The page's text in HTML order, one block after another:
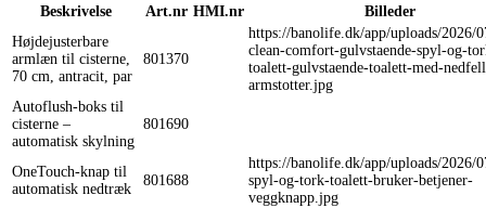
Beskrivelse Art.nr HMI.nr
Billeder
Højdejusterbare
armlæn til cisterne,
70 cm, antracit, par
801370
https://banolife.dk/app/uploads/2026/
clean-comfort-gulvstaende-spyl-og-
toalett-gulvstaende-toalett-med-
armstotter.jpg
Autoflush-boks til
cisterne –
automatisk skylning
801690
OneTouch-knap til
automatisk nedtræk
801688
https://banolife.dk/app/uploads/2026/
spyl-og-tork-toalett-bruker-betjener-
veggknapp.jpg